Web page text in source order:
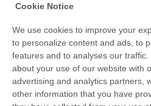
Nittoグループ統合報告書
Cookie Notice
We use cookies to improve your
to personalize content and ads, to
features and to analyses our
about your use of our website with
advertising and analytics partners,
other information that you have